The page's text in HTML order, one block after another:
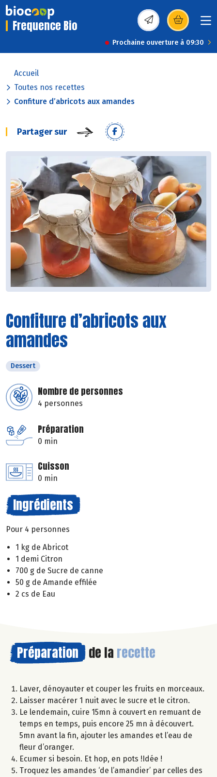
Frequence Bio (s’ouvre dans une
Prochaine ouverture à 09:30
Accueil
Toutes nos recettes
Confiture d’abricots aux amandes
Partager sur
Confiture d’abricots aux
amandes
Dessert
Nombre de personnes
4 personnes
Préparation
0 min
Cuisson
0 min
Ingrédients
Pour 4 personnes
1 kg de Abricot
1 demi Citron
700 g de Sucre de canne
50 g de Amande effilée
2 cs de Eau
Préparation de la recette
Laver, dénoyauter et couper les fruits en morceaux.
Laisser macérer 1 nuit avec le sucre et le citron.
Le lendemain, cuire 15mn à couvert en remuant de
temps en temps, puis encore 25 mn à découvert.
5mn avant la fin, ajouter les amandes et l’eau de
fleur d’oranger.
Ecumer si besoin. Et hop, en pots !Idée !
Troquez les amandes ‘de l’amandier’ par celles des